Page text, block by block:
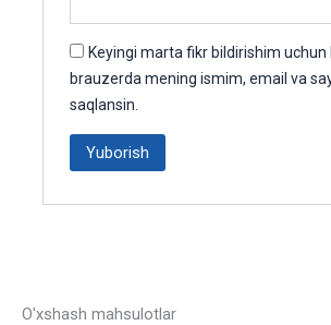
Keyingi marta fikr bildirishim uchun
brauzerda mening ismim, email va
saqlansin.
O'xshash mahsulotlar